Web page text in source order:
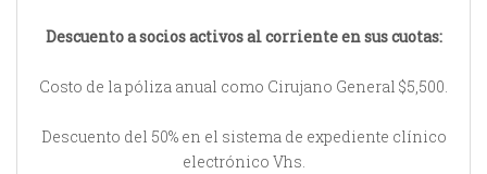
Descuento a socios activos al corriente en sus cuotas:
Costo de la póliza anual como Cirujano General $5,500.
Descuento del 50% en el sistema de expediente clínico
electrónico Vhs.